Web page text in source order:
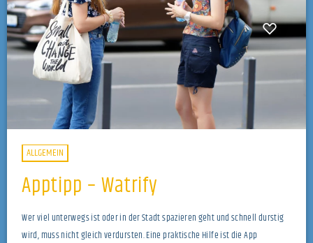
ALLGEMEIN
Apptipp – Watrify
Wer viel unterwegs ist oder in der Stadt spazieren geht und schnell durstig
wird, muss nicht gleich verdursten. Eine praktische Hilfe ist die App